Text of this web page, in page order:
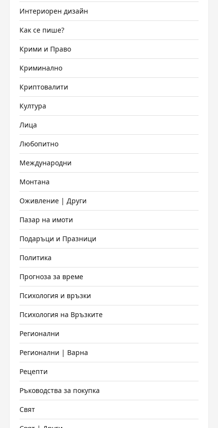
Интериорен дизайн
Как се пише?
Крими и Право
Криминално
Криптовалити
Култура
Лица
Любопитно
Международни
Монтана
Оживление | Други
Пазар на имоти
Подаръци и Празници
Политика
Прогноза за време
Психология и връзки
Психология на Връзките
Регионални
Регионални | Варна
Рецепти
Ръководства за покупка
Свят